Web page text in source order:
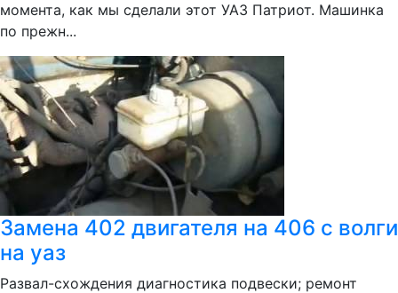
момента, как мы сделали этот УАЗ Патриот. Машинка
по прежн...
Замена 402 двигателя на 406 с волги
на уаз
Развал-схождения диагностика подвески; ремонт